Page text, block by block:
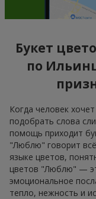
Букет
по
Когда человек
подобрать слова
помощь приходит
"Люблю" говорит
языке цветов,
цветов "Люблю" —
эмоциональное
тепло, нежность и